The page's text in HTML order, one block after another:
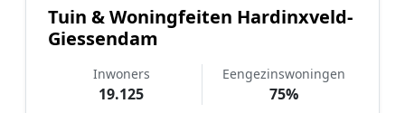
Tuin & Woningfeiten Hardinxveld-
Giessendam
Inwoners
19.125
Eengezinswoningen
75%